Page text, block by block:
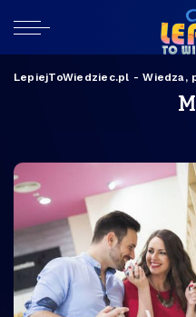
LepiejToWiedziec.pl - Wiedza,